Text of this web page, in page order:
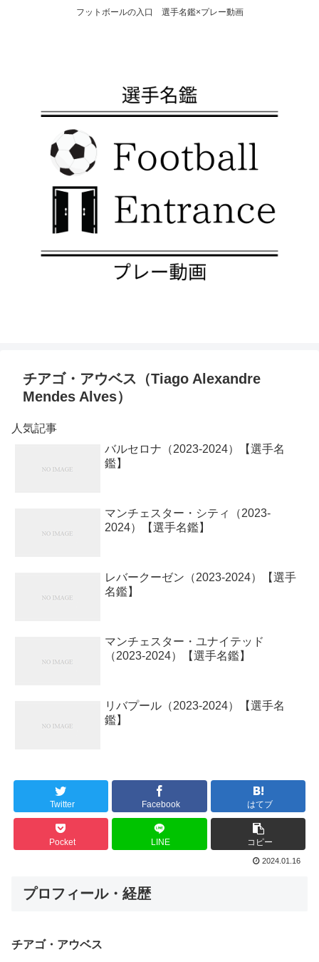
フットボールの入口 選手名鑑×プレー動画
チアゴ・アウベス（Tiago Alexandre
Mendes Alves）
人気記事
バルセロナ（2023-2024）【選手名
鑑】
マンチェスター・シティ（2023-
2024）【選手名鑑】
レバークーゼン（2023-2024）【選手
名鑑】
マンチェスター・ユナイテッド
（2023-2024）【選手名鑑】
リバプール（2023-2024）【選手名
鑑】
Twitter Facebook はてブ
Pocket LINE コピー
2024.01.16
プロフィール・経歴
チアゴ・アウベス